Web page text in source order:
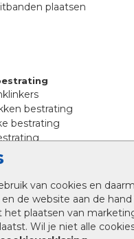
van cookies en
de website aan de
plaatsen van
Wil je niet alle
plaatsen
bestrating
bestrating
bestrating